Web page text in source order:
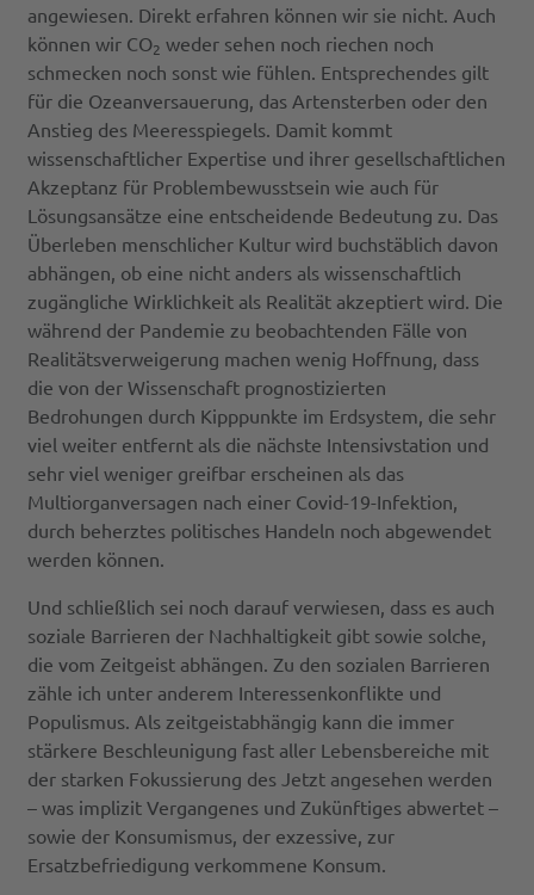
angewiesen. Direkt erfahren können wir sie nicht. Auch
können wir CO2 weder sehen noch riechen noch
schmecken noch sonst wie fühlen. Entsprechendes gilt
für die Ozeanversauerung, das Artensterben oder den
Anstieg des Meeresspiegels. Damit kommt
wissenschaftlicher Expertise und ihrer gesellschaftlichen
Akzeptanz für Problembewusstsein wie auch für
Lösungsansätze eine entscheidende Bedeutung zu. Das
Überleben menschlicher Kultur wird buchstäblich davon
abhängen, ob eine nicht anders als wissenschaftlich
zugängliche Wirklichkeit als Realität akzeptiert wird. Die
während der Pandemie zu beobachtenden Fälle von
Realitätsverweigerung machen wenig Hoffnung, dass
die von der Wissenschaft prognostizierten
Bedrohungen durch Kipppunkte im Erdsystem, die sehr
viel weiter entfernt als die nächste Intensivstation und
sehr viel weniger greifbar erscheinen als das
Multiorganversagen nach einer Covid-19-Infektion,
durch beherztes politisches Handeln noch abgewendet
werden können.
Und schließlich sei noch darauf verwiesen, dass es auch
soziale Barrieren der Nachhaltigkeit gibt sowie solche,
die vom Zeitgeist abhängen. Zu den sozialen Barrieren
zähle ich unter anderem Interessenkonflikte und
Populismus. Als zeitgeistabhängig kann die immer
stärkere Beschleunigung fast aller Lebensbereiche mit
der starken Fokussierung des Jetzt angesehen werden
– was implizit Vergangenes und Zukünftiges abwertet –
sowie der Konsumismus, der exzessive, zur
Ersatzbefriedigung verkommene Konsum.